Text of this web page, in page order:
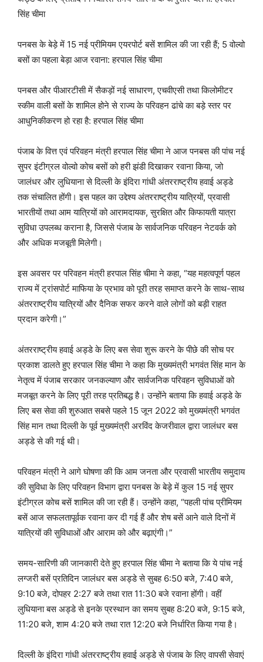
सिंह चीमा
पनबस के बेड़े में 15 नई प्रीमियम एयरपोर्ट बसें शामिल की जा रही हैं; 5 वोल्वो
बसों का पहला बेड़ा आज रवाना: हरपाल सिंह चीमा
पनबस और पीआरटीसी में सैकड़ों नई साधारण, एचवीएसी तथा किलोमीटर
स्कीम वाली बसों के शामिल होने से राज्य के परिवहन ढांचे का बड़े स्तर पर
आधुनिकीकरण हो रहा है: हरपाल सिंह चीमा
पंजाब के वित्त एवं परिवहन मंत्री हरपाल सिंह चीमा ने आज पनबस की पांच नई
सुपर इंटीग्रल वोल्वो कोच बसों को हरी झंडी दिखाकर रवाना किया, जो
जालंधर और लुधियाना से दिल्ली के इंदिरा गांधी अंतरराष्ट्रीय हवाई अड्डे
तक संचालित होंगी। इस पहल का उद्देश्य अंतरराष्ट्रीय यात्रियों, प्रवासी
भारतीयों तथा आम यात्रियों को आरामदायक, सुरक्षित और किफायती यात्रा
सुविधा उपलब्ध कराना है, जिससे पंजाब के सार्वजनिक परिवहन नेटवर्क को
और अधिक मजबूती मिलेगी।
इस अवसर पर परिवहन मंत्री हरपाल सिंह चीमा ने कहा, “यह महत्वपूर्ण पहल
राज्य में ट्रांसपोर्ट माफिया के प्रभाव को पूरी तरह समाप्त करने के साथ-साथ
अंतरराष्ट्रीय यात्रियों और दैनिक सफर करने वाले लोगों को बड़ी राहत
प्रदान करेगी।”
अंतरराष्ट्रीय हवाई अड्डे के लिए बस सेवा शुरू करने के पीछे की सोच पर
प्रकाश डालते हुए हरपाल सिंह चीमा ने कहा कि मुख्यमंत्री भगवंत सिंह मान के
नेतृत्व में पंजाब सरकार जनकल्याण और सार्वजनिक परिवहन सुविधाओं को
मजबूत करने के लिए पूरी तरह प्रतिबद्ध है। उन्होंने बताया कि हवाई अड्डे के
लिए बस सेवा की शुरुआत सबसे पहले 15 जून 2022 को मुख्यमंत्री भगवंत
सिंह मान तथा दिल्ली के पूर्व मुख्यमंत्री अरविंद केजरीवाल द्वारा जालंधर बस
अड्डे से की गई थी।
परिवहन मंत्री ने आगे घोषणा की कि आम जनता और प्रवासी भारतीय समुदाय
की सुविधा के लिए परिवहन विभाग द्वारा पनबस के बेड़े में कुल 15 नई सुपर
इंटीग्रल कोच बसें शामिल की जा रही हैं। उन्होंने कहा, “पहली पांच प्रीमियम
बसें आज सफलतापूर्वक रवाना कर दी गई हैं और शेष बसें आने वाले दिनों में
यात्रियों की सुविधाओं और आराम को और बढ़ाएंगी।”
समय-सारिणी की जानकारी देते हुए हरपाल सिंह चीमा ने बताया कि ये पांच नई
लग्जरी बसें प्रतिदिन जालंधर बस अड्डे से सुबह 6:50 बजे, 7:40 बजे,
9:10 बजे, दोपहर 2:27 बजे तथा रात 11:30 बजे रवाना होंगी। वहीं
लुधियाना बस अड्डे से इनके प्रस्थान का समय सुबह 8:20 बजे, 9:15 बजे,
11:20 बजे, शाम 4:20 बजे तथा रात 12:20 बजे निर्धारित किया गया है।
दिल्ली के इंदिरा गांधी अंतरराष्ट्रीय हवाई अड्डे से पंजाब के लिए वापसी सेवाएं